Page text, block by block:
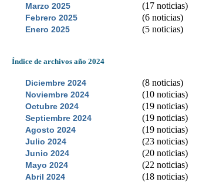
Marzo 2025 (17 noticias)
Febrero 2025 (6 noticias)
Enero 2025 (5 noticias)
Índice de archivos año 2024
Diciembre 2024 (8 noticias)
Noviembre 2024 (10 noticias)
Octubre 2024 (19 noticias)
Septiembre 2024 (19 noticias)
Agosto 2024 (19 noticias)
Julio 2024 (23 noticias)
Junio 2024 (20 noticias)
Mayo 2024 (22 noticias)
Abril 2024 (18 noticias)